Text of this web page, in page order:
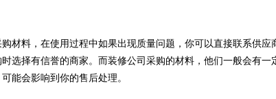
材料，在使用过程中如果出现质量问题，你可以直接联系供应
选择有信誉的商家。而装修公司采购的材料，他们一般会有一
能会影响到你的售后处理。